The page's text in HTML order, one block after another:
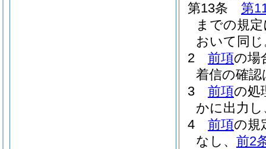
第13条
第
までの規
おいて同じ
2
前項の場
着信の確
3
前項の処
かに出力
4
前項の規
なし、 前2